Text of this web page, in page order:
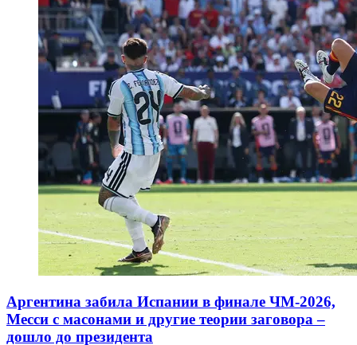
Аргентина забила Испании в финале ЧМ-2026,
Месси с масонами и другие теории заговора –
дошло до президента